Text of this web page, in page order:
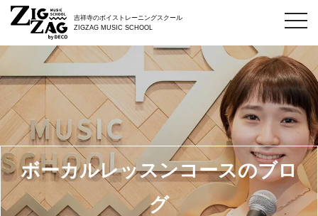
吉祥寺のボイストレーニングスクール
ZIGZAG MUSIC SCHOOL
ボーカルレッスンコースのブロ
グ